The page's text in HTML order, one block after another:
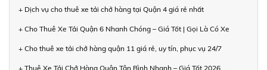
+ Dịch vụ cho thuê xe tải chở hàng tại Quận 4 giá rẻ nhất
+ Cho Thuê Xe Tải Quận 6 Nhanh Chóng – Giá Tốt | Gọi Là Có Xe
+ Cho thuê xe tải chở hàng quận 11 giá rẻ, uy tín, phục vụ 24/7
+ Thuê Xe Tải Chở Hàng Quận Tân Bình Nhanh – Giá Tốt 2026